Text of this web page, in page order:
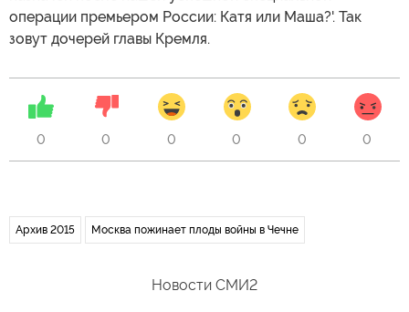
операции премьером России: Катя или Маша?'. Так
зовут дочерей главы Кремля.
0 0 0 0 0 0
Архив 2015 Москва пожинает плоды войны в Чечне
Новости СМИ2